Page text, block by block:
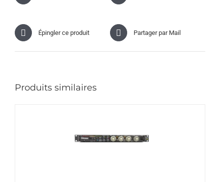
Épingler ce produit Partager par Mail
Produits similaires